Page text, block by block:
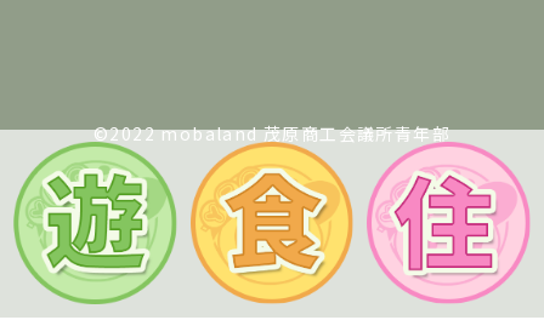
©2022 mobaland 茂原商工会議所青年部